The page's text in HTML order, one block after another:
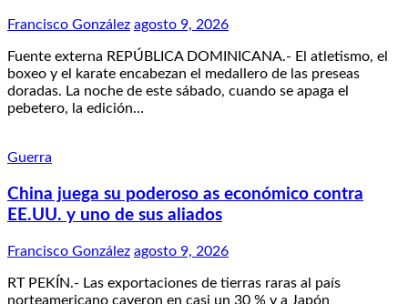
Francisco González agosto 9, 2026
Fuente externa REPÚBLICA DOMINICANA.- El atletismo, el
boxeo y el karate encabezan el medallero de las preseas
doradas. La noche de este sábado, cuando se apaga el
pebetero, la edición…
Guerra
China juega su poderoso as económico contra
EE.UU. y uno de sus aliados
Francisco González agosto 9, 2026
RT PEKÍN.- Las exportaciones de tierras raras al país
norteamericano cayeron en casi un 30 % y a Japón